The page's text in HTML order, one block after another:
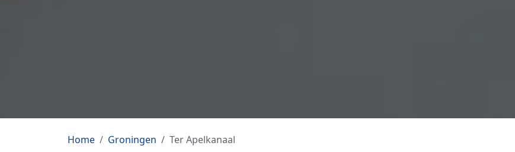
Home Groningen Ter Apelkanaal